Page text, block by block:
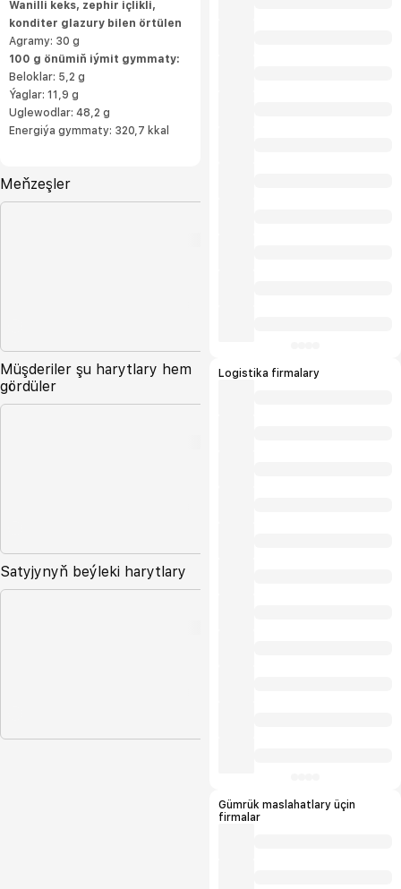
Wanilli keks, zephir içlikli,
konditer glazury bilen örtülen
Agramy: 30 g
100 g önümiň iýmit gymmaty:
Beloklar: 5,2 g
Ýaglar: 11,9 g
Uglewodlar: 48,2 g
Energiýa gymmaty: 320,7 kkal
Meňzeşler
Müşderiler şu harytlary hem
gördüler
Satyjynyň beýleki harytlary
Logistika firmalary
Gümrük maslahatlary üçin
firmalar